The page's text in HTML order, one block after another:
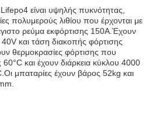
είναι υψηλής πυκνότητας,
πολυμερούς λιθίου που έρχονται με
ρεύμα εκφόρτισης 150A.Έχουν
και τάση διακοπής φόρτισης
θερμοκρασίες φόρτισης που
και έχουν διάρκεια κύκλου 4000
μπαταρίες έχουν βάρος 52kg και